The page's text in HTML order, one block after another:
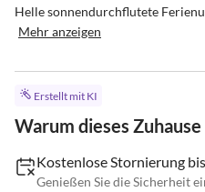
Helle sonnendurchflutete
Mehr anzeigen
Erstellt mit KI
Warum dieses Zuhause
Kostenlose Stornierung
Genießen Sie die Sicherheit